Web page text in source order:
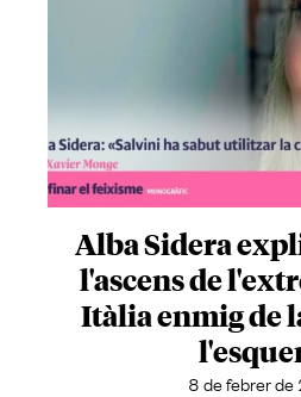
Alba Sidera
l'ascens de
Itàlia enmig de
8 de febrer